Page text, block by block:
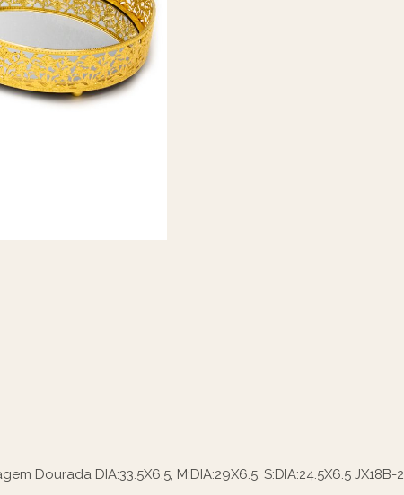
Dourada DIA:33.5X6.5, M:DIA:29X6.5, S:DIA:24.5X6.5 JX18B-